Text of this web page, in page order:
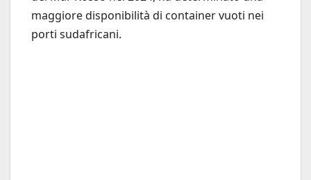
maggiore disponibilità di container vuoti nei
porti sudafricani.